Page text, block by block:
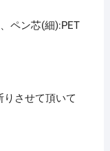
ペン芯(細):PET
させて頂いて